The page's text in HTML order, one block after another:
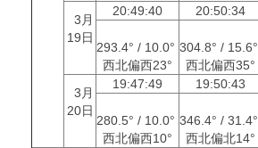
3月
19日
20:49:40 20:50:34
293.4° / 10.0°
西北偏西23°
304.8° / 15.6°
西北偏西35°
3月
20日
19:47:49 19:50:43
280.5° / 10.0°
西北偏西10°
346.4° / 31.4°
西北偏北14°